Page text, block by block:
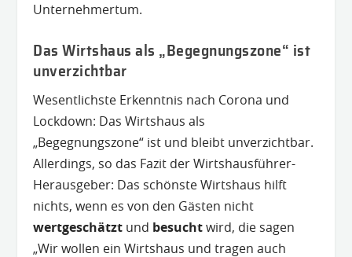
Unternehmertum.
Das Wirtshaus als „Begegnungszone“ ist
unverzichtbar
Wesentlichste Erkenntnis nach Corona und
Lockdown: Das Wirtshaus als
„Begegnungszone“ ist und bleibt unverzichtbar.
Allerdings, so das Fazit der Wirtshausführer-
Herausgeber: Das schönste Wirtshaus hilft
nichts, wenn es von den Gästen nicht
wertgeschätzt und besuchtwird, die sagen
„Wir wollen ein Wirtshaus und tragen auch